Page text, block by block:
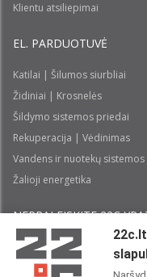
Klientu atsiliepimai
EL. PARDUOTUVĖ
Katilai | Šilumos siurbliai
Židiniai | Krosnelės
Šildymo sistemos priedai
Rekuperacija | Vėdinimas
Vandens ir nuotekų sistemos
Žalioji energetika
NEPRALEISKITE 22С